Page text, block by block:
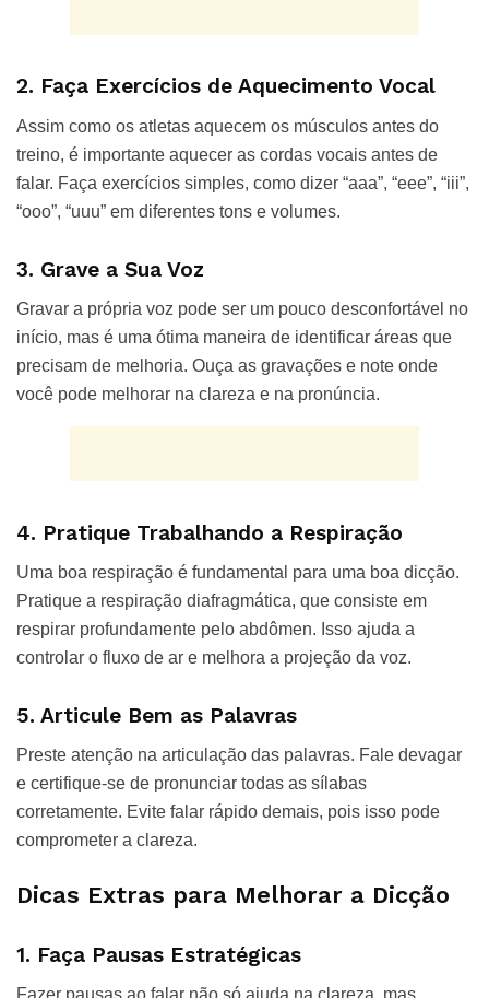
2. Faça Exercícios de Aquecimento Vocal
Assim como os atletas aquecem os músculos antes do
treino, é importante aquecer as cordas vocais antes de
falar. Faça exercícios simples, como dizer “aaa”, “eee”, “iii”,
“ooo”, “uuu” em diferentes tons e volumes.
3. Grave a Sua Voz
Gravar a própria voz pode ser um pouco desconfortável no
início, mas é uma ótima maneira de identificar áreas que
precisam de melhoria. Ouça as gravações e note onde
você pode melhorar na clareza e na pronúncia.
4. Pratique Trabalhando a Respiração
Uma boa respiração é fundamental para uma boa dicção.
Pratique a respiração diafragmática, que consiste em
respirar profundamente pelo abdômen. Isso ajuda a
controlar o fluxo de ar e melhora a projeção da voz.
5. Articule Bem as Palavras
Preste atenção na articulação das palavras. Fale devagar
e certifique-se de pronunciar todas as sílabas
corretamente. Evite falar rápido demais, pois isso pode
comprometer a clareza.
Dicas Extras para Melhorar a Dicção
1. Faça Pausas Estratégicas